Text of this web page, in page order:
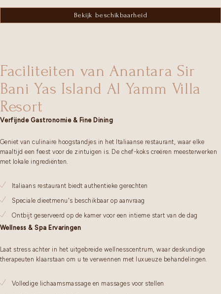
Bekijk beschikbaarheid
Faciliteiten van Anantara Sir
Bani Yas Island Al Yamm Villa
Resort
Verfijnde Gastronomie & Fine Dining
Geniet van culinaire hoogstandjes in het Italiaanse restaurant, waar elke
maaltijd een feest voor de zintuigen is. De chef-koks creëren meesterwerken
met lokale ingrediënten.
Italiaans restaurant biedt authentieke gerechten
Speciale dieetmenu's beschikbaar op aanvraag
Ontbijt geserveerd op de kamer voor een intieme start van de dag
Wellness & Spa Ervaringen
Laat stress achter in het uitgebreide wellnesscentrum, waar deskundige
therapeuten klaarstaan om u te verwennen met luxueuze behandelingen.
Volledige lichaamsmassage en massages voor stellen